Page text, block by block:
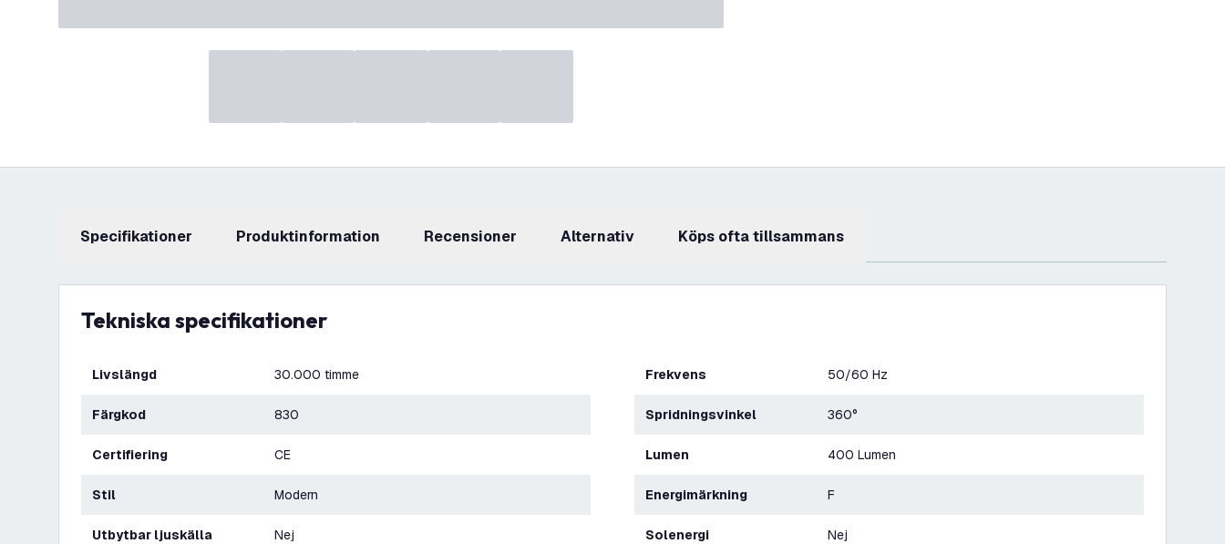
Specifikationer produktinformation recensioner Alternativ Köps ofta tillsammans
Tekniska specifikationer
Livslängd 30.000 timme
Färgkod 830
Certifiering CE
Stil Modern
Utbytbar ljuskälla Nej
Frekvens 50/60 Hz
Spridningsvinkel 360°
Lumen 400 Lumen
Energimärkning F
Solenergi Nej